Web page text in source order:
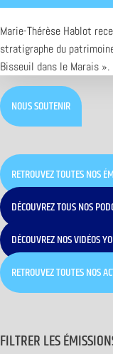
Marie-Thérèse Hablot
stratigraphe du
Bisseuil dans le Marais ».
NOUS SOUTENIR
RETROUVEZ TOUTES NOS
DÉCOUVREZ TOUS NOS
DÉCOUVREZ NOS VIDÉOS
RETROUVEZ TOUTES NOS
FILTRER LES